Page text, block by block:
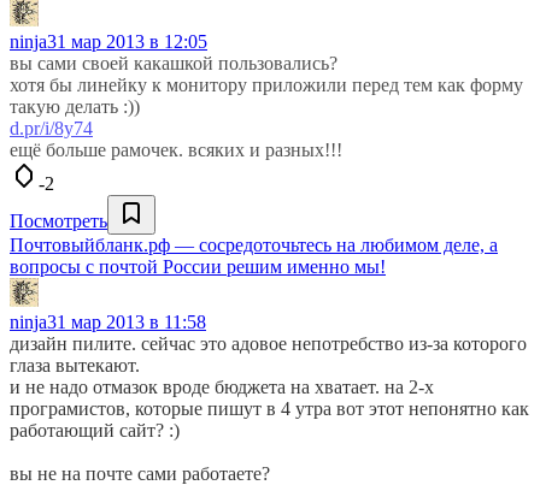
ninja31 мар 2013 в 12:05
вы сами своей какашкой пользовались?
хотя бы линейку к монитору приложили перед тем как форму
такую делать :))
d.pr/i/8y74
ещё больше рамочек. всяких и разных!!!
-2
Посмотреть
Почтовыйбланк.рф — сосредоточьтесь на любимом деле, а
вопросы с почтой России решим именно мы!
ninja31 мар 2013 в 11:58
дизайн пилите. сейчас это адовое непотребство из-за которого
глаза вытекают.
и не надо отмазок вроде бюджета на хватает. на 2-х
програмистов, которые пишут в 4 утра вот этот непонятно как
работающий сайт? :)
вы не на почте сами работаете?